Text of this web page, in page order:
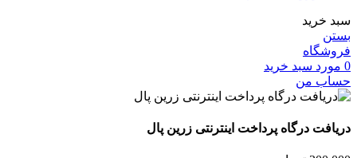
سبد خرید
بستن
فروشگاه
0 مورد سبد خرید
حساب من
دریافت درگاه پرداخت اینترنتی زرین پال